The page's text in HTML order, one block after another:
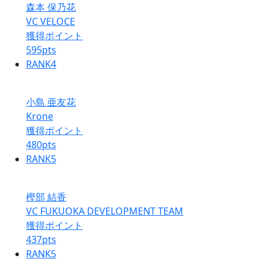
森本 保乃花
VC VELOCE
獲得ポイント
595pts
RANK4
小島 亜友花
Krone
獲得ポイント
480pts
RANK5
樫部 結香
VC FUKUOKA DEVELOPMENT TEAM
獲得ポイント
437pts
RANK5